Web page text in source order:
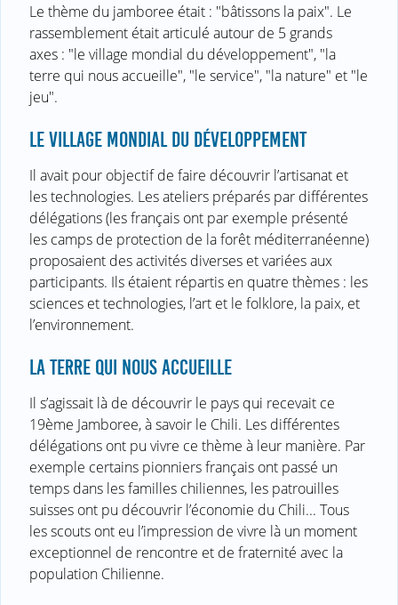
Le thème du jamboree était : "bâtissons la paix". Le
rassemblement était articulé autour de 5 grands
axes : "le village mondial du développement", "la
terre qui nous accueille", "le service", "la nature" et "le
jeu".
LE VILLAGE MONDIAL DU DÉVELOPPEMENT
Il avait pour objectif de faire découvrir l’artisanat et
les technologies. Les ateliers préparés par différentes
délégations (les français ont par exemple présenté
les camps de protection de la forêt méditerranéenne)
proposaient des activités diverses et variées aux
participants. Ils étaient répartis en quatre thèmes : les
sciences et technologies, l’art et le folklore, la paix, et
l’environnement.
LA TERRE QUI NOUS ACCUEILLE
Il s’agissait là de découvrir le pays qui recevait ce
19ème Jamboree, à savoir le Chili. Les différentes
délégations ont pu vivre ce thème à leur manière. Par
exemple certains pionniers français ont passé un
temps dans les familles chiliennes, les patrouilles
suisses ont pu découvrir l’économie du Chili... Tous
les scouts ont eu l’impression de vivre là un moment
exceptionnel de rencontre et de fraternité avec la
population Chilienne.